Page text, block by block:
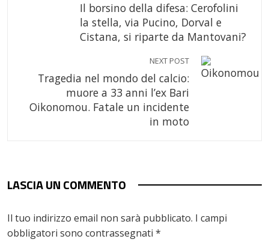
Il borsino della difesa: Cerofolini
la stella, via Pucino, Dorval e
Cistana, si riparte da Mantovani?
NEXT POST
Tragedia nel mondo del calcio:
muore a 33 anni l’ex Bari
Oikonomou. Fatale un incidente
in moto
LASCIA UN COMMENTO
Il tuo indirizzo email non sarà pubblicato. I campi
obbligatori sono contrassegnati *